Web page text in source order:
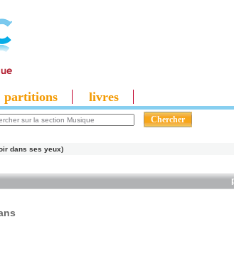
partitions livres
dans ses yeux)